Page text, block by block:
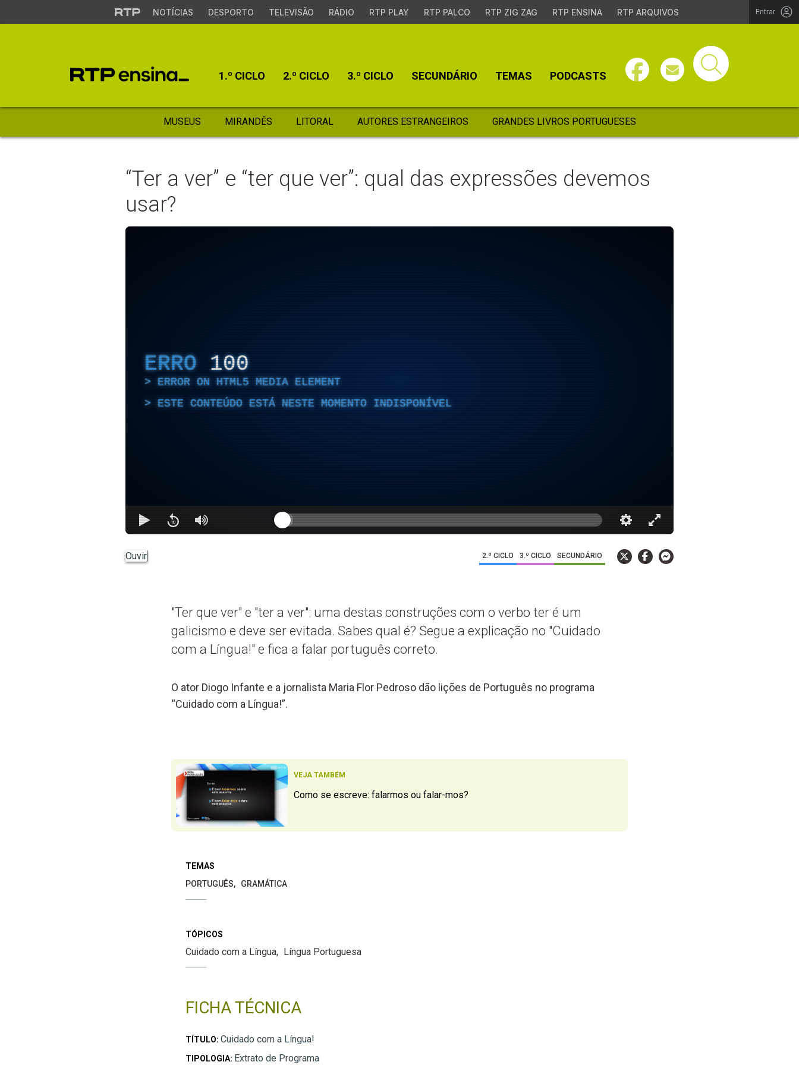
NOTÍCIAS DESPORTO TELEVISÃO RÁDIO RTP PLAY RTP PALCO RTP ZIG ZAG RTP ENSINA RTP ARQUIVOS Entrar
1.º CICLO 2.º CICLO 3.º CICLO SECUNDÁRIO TEMAS PODCASTS
MUSEUS MIRANDÊS LITORAL AUTORES ESTRANGEIROS GRANDES LIVROS PORTUGUESES
“Ter a ver” e “ter que ver”: qual das expressões devemos
usar?
ERRO 100
ERROR ON HTML5 MEDIA ELEMENT
ESTE CONTEÚDO ESTÁ NESTE MOMENTO INDISPONÍVEL
Ouvir 2.º CICLO 3.º CICLO SECUNDÁRIO
"Ter que ver" e "ter a ver": uma destas construções com o verbo ter é um
galicismo e deve ser evitada. Sabes qual é? Segue a explicação no "Cuidado
com a Língua!" e fica a falar português correto.
O ator Diogo Infante e a jornalista Maria Flor Pedroso dão lições de Português no programa
“Cuidado com a Língua!”.
VEJA TAMBÉM
Como se escreve: falarmos ou falar-mos?
TEMAS
PORTUGUÊS
GRAMÁTICA
TÓPICOS
Cuidado com a Língua Língua Portuguesa
FICHA TÉCNICA
TÍTULO: Cuidado com a Língua!
TIPOLOGIA: Extrato de Programa